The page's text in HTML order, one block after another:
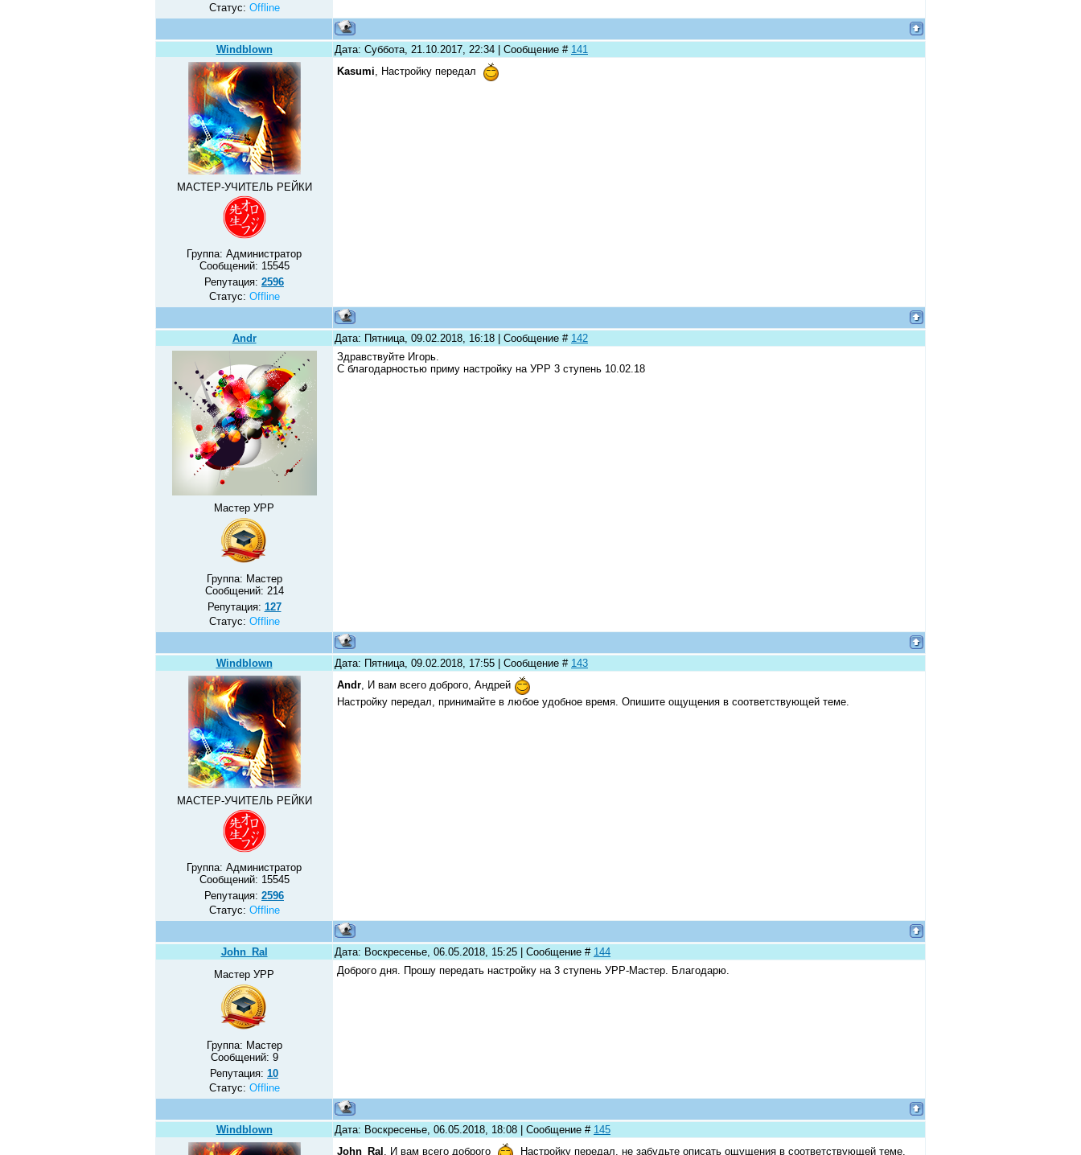
Статус: Offline
Windblown Дата: Суббота, 21.10.2017, 22:34 | Сообщение # 141
МАСТЕР-УЧИТЕЛЬ РЕЙКИ
Группа: Администратор
Сообщений: 15545
Репутация: 2596
Статус: Offline
Kasumi , Настройку передал
Andr Дата: Пятница, 09.02.2018, 16:18 | Сообщение # 142
Мастер УРР
Группа: Мастер
Сообщений: 214
Репутация: 127
Статус: Offline
Здравствуйте Игорь.
С благодарностью приму настройку на УРР 3 ступень 10.02.18
Windblown Дата: Пятница, 09.02.2018, 17:55 | Сообщение # 143
МАСТЕР-УЧИТЕЛЬ РЕЙКИ
Группа: Администратор
Сообщений: 15545
Репутация: 2596
Статус: Offline
Andr , И вам всего доброго, Андрей
Настройку передал, принимайте в любое удобное время. Опишите ощущения в соответствующей теме.
John_Ral Дата: Воскресенье, 06.05.2018, 15:25 | Сообщение # 144
Мастер УРР
Группа: Мастер
Сообщений: 9
Репутация: 10
Статус: Offline
Доброго дня. Прошу передать настройку на 3 ступень УРР-Мастер. Благодарю.
Windblown Дата: Воскресенье, 06.05.2018, 18:08 | Сообщение # 145
John_Ral , И вам всего доброго Настройку передал, не забудьте описать ощущения в соответствующей теме.